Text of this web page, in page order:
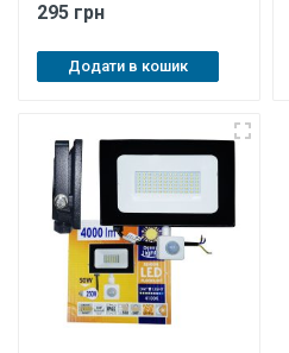
295 грн
Додати в кошик